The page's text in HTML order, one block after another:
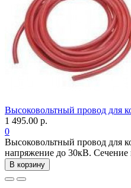
Высоковольтный провод для
1 495.00 р.
0
Высоковольтный провод для
напряжение до 30кВ. Сечение
В корзину